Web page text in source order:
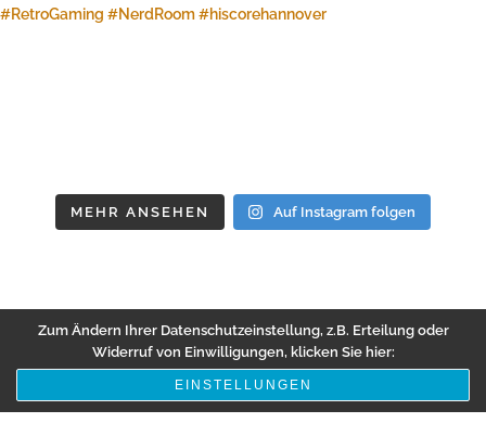
MEHR ANSEHEN Auf Instagram folgen
Zum Ändern Ihrer Datenschutzeinstellung, z.B. Erteilung oder
Widerruf von Einwilligungen, klicken Sie hier:
EINSTELLUNGEN